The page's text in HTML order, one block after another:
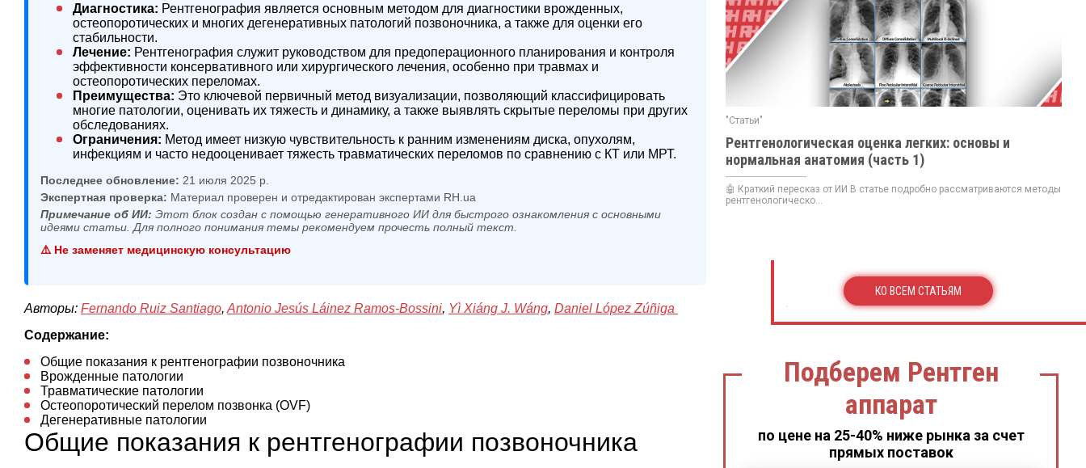
Диагностика: Рентгенография является основным методом для диагностики врожденных,
остеопоротических и многих дегенеративных патологий позвоночника, а также для оценки его
стабильности.
Лечение: Рентгенография служит руководством для предоперационного планирования и контроля
эффективности консервативного или хирургического лечения, особенно при травмах и
остеопоротических переломах.
Преимущества: Это ключевой первичный метод визуализации, позволяющий классифицировать
многие патологии, оценивать их тяжесть и динамику, а также выявлять скрытые переломы при других
обследованиях.
Ограничения: Метод имеет низкую чувствительность к ранним изменениям диска, опухолям,
инфекциям и часто недооценивает тяжесть травматических переломов по сравнению с КТ или МРТ.
Последнее обновление: 21 июля 2025 р.
Экспертная проверка: Материал проверен и отредактирован экспертами RH.ua
Примечание об ИИ: Этот блок создан с помощью генеративного ИИ для быстрого ознакомления с основными
идеями статьи. Для полного понимания темы рекомендуем прочесть полный текст.
⚠️ Не заменяет медицинскую консультацию
Авторы: Fernando Ruiz Santiago, Antonio Jesús Láinez Ramos-Bossini, Yì Xiáng J. Wáng, Daniel López Zúñiga
Содержание:
Общие показания к рентгенографии позвоночника
Врожденные патологии
Травматические патологии
Остеопоротический перелом позвонка (OVF)
Дегенеративные патологии
Общие показания к рентгенографии позвоночника
"Статьи"
Рентгенологическая оценка легких: основы и
нормальная анатомия (часть 1)
🤖 Краткий пересказ от ИИ В статье подробно рассматриваются методы
рентгенологическо...
КО ВСЕМ СТАТЬЯМ
Подберем Рентген
аппарат
по цене на 25-40% ниже рынка за счет
прямых поставок